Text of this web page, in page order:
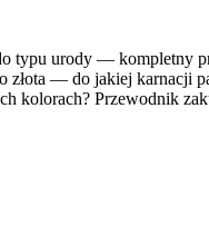
typu urody — kompletny
złota — do jakiej karnacji
kolorach? Przewodnik